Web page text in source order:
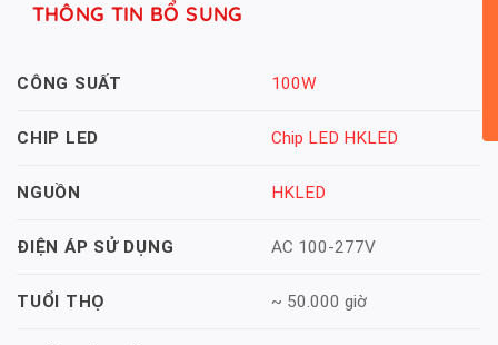
THÔNG TIN BỔ SUNG
CÔNG SUẤT 100W
CHIP LED Chip LED HKLED
NGUỒN HKLED
ĐIỆN ÁP SỬ DỤNG AC 100-277V
TUỔI THỌ ~ 50.000 giờ